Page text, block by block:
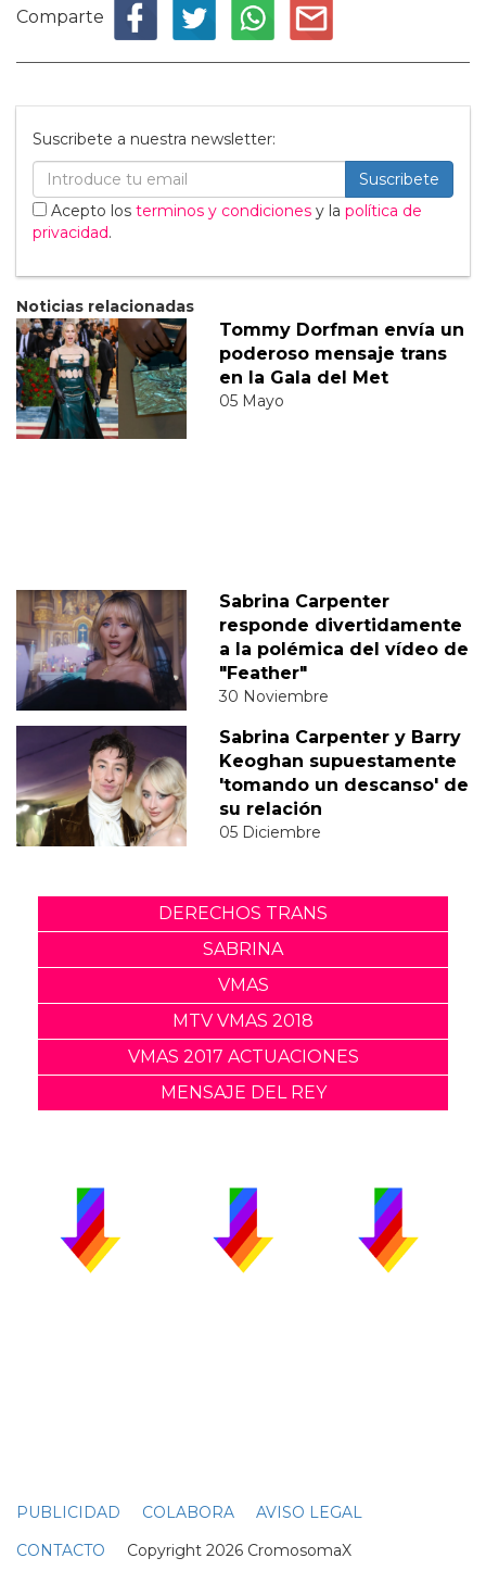
Comparte
Suscribete a nuestra newsletter:
Suscribete
Acepto los terminos y condiciones y la política de
privacidad.
Noticias relacionadas
Tommy Dorfman envía un
poderoso mensaje trans
en la Gala del Met
05 Mayo
Sabrina Carpenter
responde divertidamente
a la polémica del vídeo de
"Feather"
30 Noviembre
Sabrina Carpenter y Barry
Keoghan supuestamente
'tomando un descanso' de
su relación
05 Diciembre
DERECHOS TRANS
SABRINA
VMAS
MTV VMAS 2018
VMAS 2017 ACTUACIONES
MENSAJE DEL REY
PUBLICIDAD COLABORA
AVISO LEGAL
CONTACTO Copyright 2026 CromosomaX